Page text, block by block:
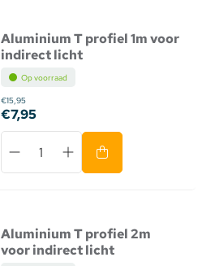
Aluminium T profiel 1m voor
indirect licht
Op voorraad
€15,95
€7,95
Aluminium T profiel 2m
voor indirect licht